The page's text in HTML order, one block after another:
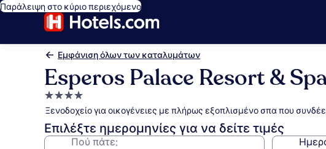
Παράλειψη στο κύριο περιεχόμενο
Εμφάνιση όλων των καταλυμάτων
Esperos Palace Resort &
Κατάλυμα
με
4.0
αστέρια
Ξενοδοχείο για οικογένειες με πλήρως εξοπλισμένο σπα που
Επιλέξτε ημερομηνίες για να δείτε τιμές
Πού πάτε;